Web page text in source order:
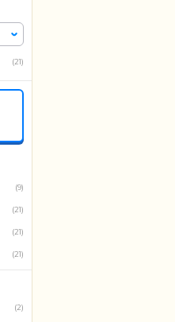
(21)
(9)
(21)
(21)
(21)
(2)